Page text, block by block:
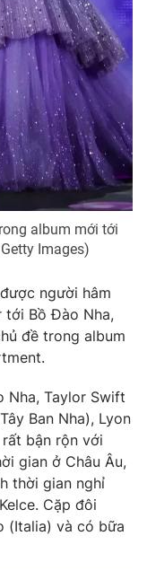
Việt
bằng AI
số 483/GP-BTTTT
Quốc Thắng,
album mới tới
Images)
người hâm
tới Bồ Đào Nha,
đề trong album
Nha, Taylor Swift
Ban Nha), Lyon
bận rộn với
gian ở Châu Âu,
thời gian nghỉ
Cặp đôi
(Italia) và có bữa